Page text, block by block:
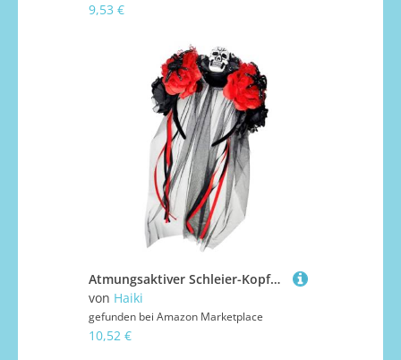
9,53 €
Atmungsaktiver Schleier-Kopfschmuck aus Spinnentier, Requisiten für Halloween-Kostüme, Rollenspiele und Themenfeiern, Polyester-Netz-Haarschmuck
von Haiki
gefunden bei Amazon Marketplace
10,52 €